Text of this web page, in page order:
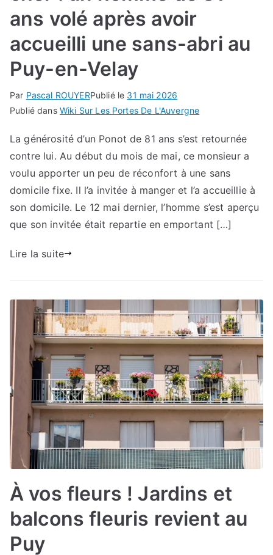
ans volé après avoir
accueilli une sans-abri au
Puy-en-Velay
Par Pascal ROUYERPublié le 31 mai 2026
Publié dans Wiki Sur Les Portes De L'Auvergne
La générosité d’un Ponot de 81 ans s’est retournée
contre lui. Au début du mois de mai, ce monsieur a
voulu apporter un peu de réconfort à une sans
domicile fixe. Il l’a invitée à manger et l’a accueillie à
son domicile. Le 12 mai dernier, l’homme s’est aperçu
que son invitée était repartie en emportant […]
Lire la suite
À vos fleurs ! Jardins et
balcons fleuris revient au
Puy